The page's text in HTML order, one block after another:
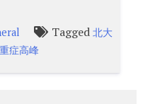
Tagged 北大
重症高峰